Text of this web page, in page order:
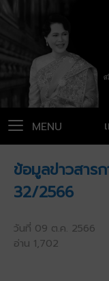
MENU
ข้อมูลข่าวสาร
32/2566
วันที่ 09 ต.ค. 2566
อ่าน 1,702